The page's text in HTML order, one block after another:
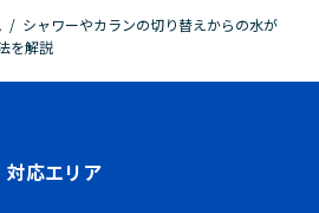
/ シャワーやカランの切り替えからの水が
を解説
対応エリア